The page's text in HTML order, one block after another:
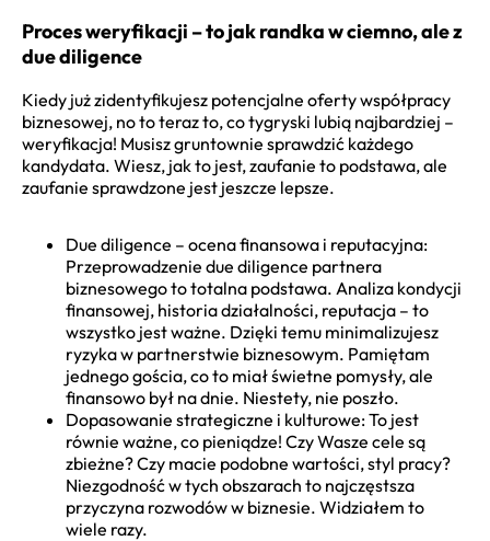
Proces weryfikacji – to jak randka w ciemno, ale z
due diligence
Kiedy już zidentyfikujesz potencjalne oferty współpracy
biznesowej, no to teraz to, co tygryski lubią najbardziej –
weryfikacja! Musisz gruntownie sprawdzić każdego
kandydata. Wiesz, jak to jest, zaufanie to podstawa, ale
zaufanie sprawdzone jest jeszcze lepsze.
Due diligence – ocena finansowa i reputacyjna:
Przeprowadzenie due diligence partnera
biznesowego to totalna podstawa. Analiza kondycji
finansowej, historia działalności, reputacja – to
wszystko jest ważne. Dzięki temu minimalizujesz
ryzyka w partnerstwie biznesowym. Pamiętam
jednego gościa, co to miał świetne pomysły, ale
finansowo był na dnie. Niestety, nie poszło.
Dopasowanie strategiczne i kulturowe: To jest
równie ważne, co pieniądze! Czy Wasze cele są
zbieżne? Czy macie podobne wartości, styl pracy?
Niezgodność w tych obszarach to najczęstsza
przyczyna rozwodów w biznesie. Widziałem to
wiele razy.